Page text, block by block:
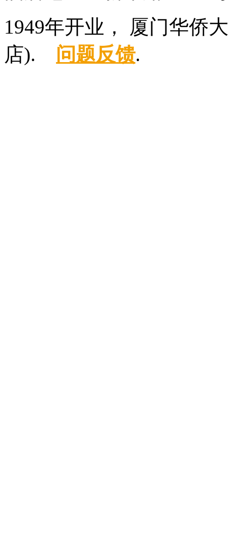
1949年开业， 厦门华侨
店). 问题反馈.